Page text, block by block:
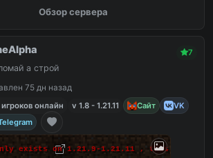
Обзор сервера
7
а строй
75 дн назад
онлайн
v 1.8 - 1.21.11 Сайт
VK
exists on 1.21.9-1.21.11 , this